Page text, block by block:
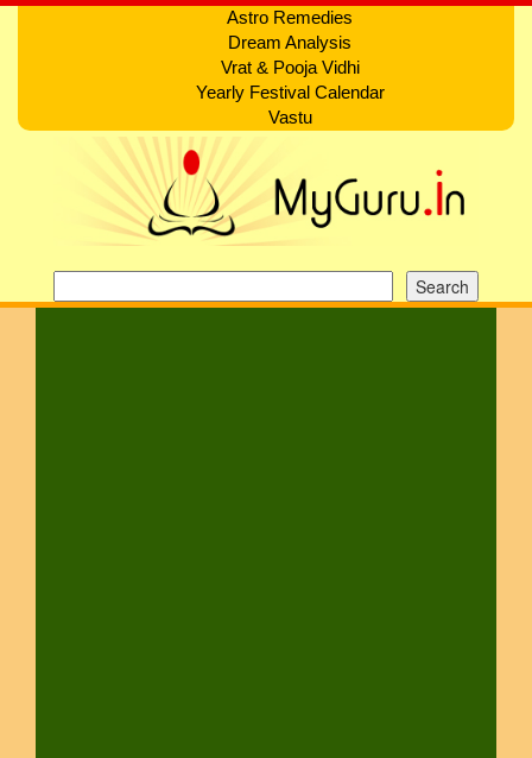
Astro Remedies
Dream Analysis
Vrat & Pooja Vidhi
Yearly Festival Calendar
Vastu